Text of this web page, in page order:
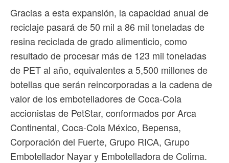
Gracias a esta expansión, la capacidad anual de
reciclaje pasará de 50 mil a 86 mil toneladas de
resina reciclada de grado alimenticio, como
resultado de procesar más de 123 mil toneladas
de PET al año, equivalentes a 5,500 millones de
botellas que serán reincorporadas a la cadena de
valor de los embotelladores de Coca-Cola
accionistas de PetStar, conformados por Arca
Continental, Coca-Cola México, Bepensa,
Corporación del Fuerte, Grupo RICA, Grupo
Embotellador Nayar y Embotelladora de Colima.